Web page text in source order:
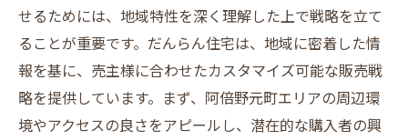
売却成功の鍵を握るサポート体制
成功者が教える売却プロセスの流れ
高評価を得るためのポイントとヒント
阿倍野元町での不動産売却はだんらん住宅にお
任せ！
せるためには、地域特性を深く理解した上で戦略を立て
ることが重要です。だんらん住宅は、地域に密着した情
報を基に、売主様に合わせたカスタマイズ可能な販売戦
略を提供しています。まず、阿倍野元町エリアの周辺環
境やアクセスの良さをアピールし、潜在的な購入者の興